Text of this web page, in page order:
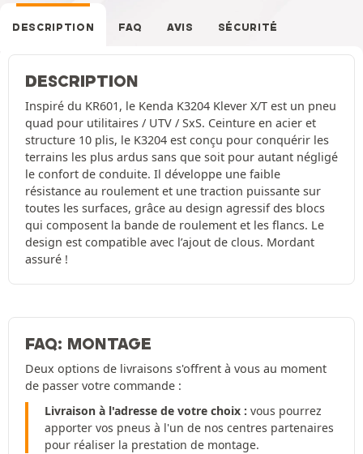
DESCRIPTION FAQ AVIS SÉCURITÉ
DESCRIPTION
Inspiré du KR601, le Kenda K3204 Klever X/T est un pneu
quad pour utilitaires / UTV / SxS. Ceinture en acier et
structure 10 plis, le K3204 est conçu pour conquérir les
terrains les plus ardus sans que soit pour autant négligé
le confort de conduite. Il développe une faible
résistance au roulement et une traction puissante sur
toutes les surfaces, grâce au design agressif des blocs
qui composent la bande de roulement et les flancs. Le
design est compatible avec l’ajout de clous. Mordant
assuré !
FAQ: MONTAGE
Deux options de livraisons s'offrent à vous au moment
de passer votre commande :
Livraison à l'adresse de votre choix : vous pourrez
apporter vos pneus à l'un de nos centres partenaires
pour réaliser la prestation de montage.